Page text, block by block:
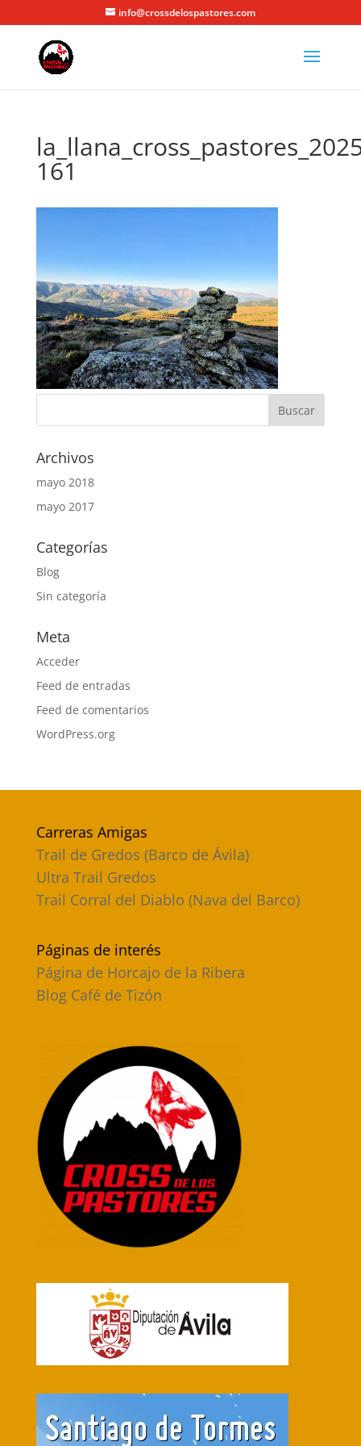
info@crossdelospastores.com
161
Archivos
mayo 2018
mayo 2017
Categorías
Blog
Sin categoría
Meta
Acceder
Feed de entradas
Feed de comentarios
WordPress.org
Carreras Amigas
Trail de Gredos (Barco de Ávila)
Ultra Trail Gredos
Trail Corral del Diablo (Nava del Barco)
Páginas de interés
Página de Horcajo de la Ribera
Blog Café de Tizón